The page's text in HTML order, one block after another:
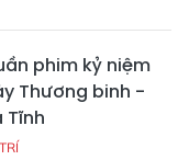
phim kỷ niệm
Thương binh -
Tĩnh